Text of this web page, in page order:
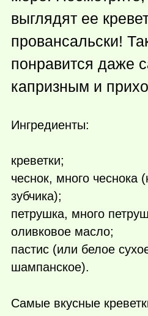
выглядят ее
провансальски!
понравится даже
капризным и
Ингредиенты:
креветки;
чеснок, много чеснока
зубчика);
петрушка, много
оливковое масло;
пастис (или белое
шампанское).
Самые вкусные